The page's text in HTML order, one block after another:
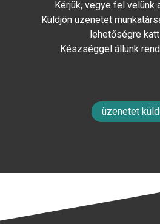
Kérjük, vegye fel velünk
Küldjön üzenetet
lehetőségre
Készséggel állunk
üzenetet